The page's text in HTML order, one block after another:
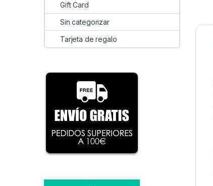
Gift Card
Sin categorizar
Tarjeta de regalo